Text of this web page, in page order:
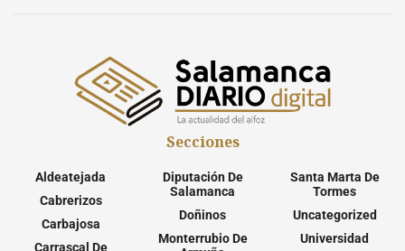
Secciones
Aldeatejada
Cabrerizos
Carbajosa
Carrascal De
Diputación De
Salamanca
Doñinos
Monterrubio De
Santa Marta De
Tormes
Uncategorized
Universidad